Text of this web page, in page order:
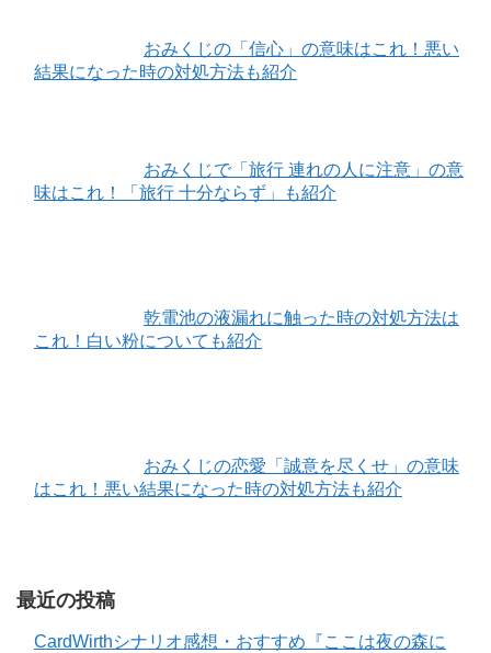
おみくじの「信心」の意味はこれ！悪い
結果になった時の対処方法も紹介
おみくじで「旅行 連れの人に注意」の意
味はこれ！「旅行 十分ならず」も紹介
乾電池の液漏れに触った時の対処方法は
これ！白い粉についても紹介
おみくじの恋愛「誠意を尽くせ」の意味
はこれ！悪い結果になった時の対処方法も紹介
最近の投稿
CardWirthシナリオ感想・おすすめ『ここは夜の森に